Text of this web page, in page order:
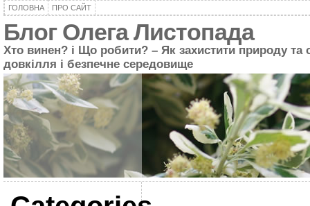
ГОЛОВНА ПРО САЙТ
Блог Олега Листопада
Хто винен? і Що робити? – Як захистити природу та
довкілля і безпечне середовище